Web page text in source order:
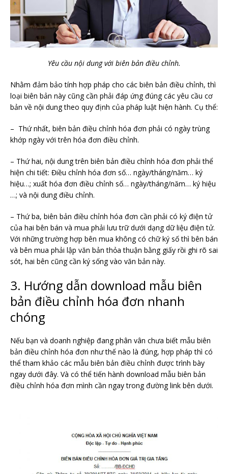
Yêu cầu nội dung với biên bản điều chỉnh.
Nhằm đảm bảo tính hợp pháp cho các biên bản điều chỉnh, thì
loại biên bản này cũng cần phải đáp ứng đúng các yêu cầu cơ
bản về nội dung theo quy định của pháp luật hiện hành. Cụ thể:
– Thứ nhất, biên bản điều chỉnh hóa đơn phải có ngày trùng
khớp ngày với trên hóa đơn điều chỉnh.
– Thứ hai, nội dung trên biên bản điều chỉnh hóa đơn phải thể
hiện chi tiết: Điều chỉnh hóa đơn số… ngày/tháng/năm… ký
hiệu…; xuất hóa đơn điều chỉnh số… ngày/tháng/năm… ký hiệu
…; và nội dung điều chỉnh.
– Thứ ba, biên bản điều chỉnh hóa đơn cần phải có ký điện tử
của hai bên bán và mua phải lưu trữ dưới dạng dữ liệu điện tử.
Với những trường hợp bên mua không có chữ ký số thì bên bán
và bên mua phải lập văn bản thỏa thuận bằng giấy rồi ghi rõ sai
sót, hai bên cũng cần ký sống vào văn bản này.
3. Hướng dẫn download mẫu biên
bản điều chỉnh hóa đơn nhanh
chóng
Nếu bạn và doanh nghiệp đang phân vân chưa biết mẫu biên
bản điều chỉnh hóa đơn như thế nào là đúng, hợp pháp thì có
thể tham khảo các mẫu biên bản điều chỉnh được trình bày
ngay dưới đây. Và có thể tiến hành download mẫu biên bản
điều chỉnh hóa đơn mình cần ngay trong đường link bên dưới.